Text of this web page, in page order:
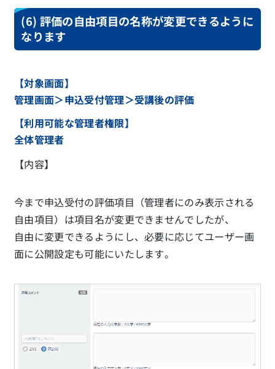
(6) 評価の自由項目の名称が変更できるように
なります
【対象画面】
管理画面＞申込受付管理＞受講後の評価
【利用可能な管理者権限】
全体管理者
【内容】
今まで申込受付の評価項目（管理者にのみ表示される
自由項目）は項目名が変更できませんでしたが、
自由に変更できるようにし、必要に応じてユーザー画
面に公開設定も可能にいたします。